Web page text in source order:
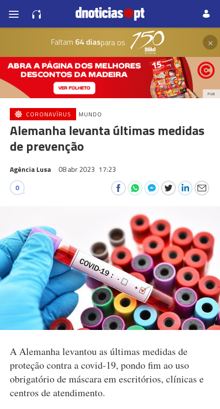
Faltam 64 diaspara os ×
PUB
CORONAVÍRUS MUNDO
Alemanha levanta últimas medidas
de prevenção
Agência Lusa 08 abr 2023 17:23
0
A Alemanha levantou as últimas medidas de
proteção contra a covid-19, pondo fim ao uso
obrigatório de máscara em escritórios, clínicas e
centros de atendimento.